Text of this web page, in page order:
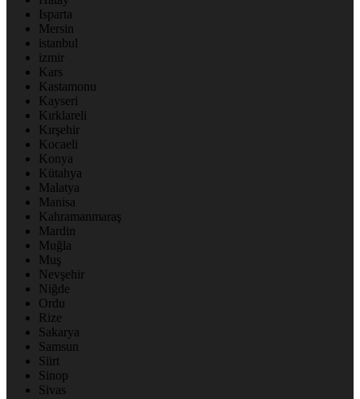
Isparta
Mersin
istanbul
izmir
Kars
Kastamonu
Kayseri
Kırklareli
Kırşehir
Kocaeli
Konya
Kütahya
Malatya
Manisa
Kahramanmaraş
Mardin
Muğla
Muş
Nevşehir
Niğde
Ordu
Rize
Sakarya
Samsun
Siirt
Sinop
Sivas